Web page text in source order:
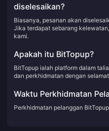
diselesaikan?
Biasanya, pesanan akan
Jika terdapat sebarang
kami.
Apakah itu BitTopup?
BitTopup ialah platform dalam
dan perkhidmatan dengan
Waktu Perkhidmatan
Perkhidmatan pelanggan